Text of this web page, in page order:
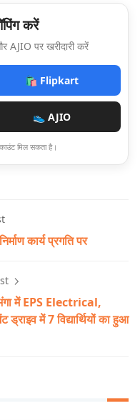
करें
पर खरीदारी करें
🛍️ Flipkart
👟 AJIO
मिल सकता है।
कार्य प्रगति पर
में EPS Electrical,
में 7 विद्यार्थियों का हुआ